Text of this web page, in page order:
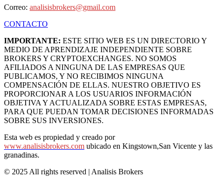
Correo: analisisbrokers@gmail.com
CONTACTO
IMPORTANTE: ESTE SITIO WEB ES UN DIRECTORIO Y
MEDIO DE APRENDIZAJE INDEPENDIENTE SOBRE
BROKERS Y CRYPTOEXCHANGES. NO SOMOS
AFILIADOS A NINGUNA DE LAS EMPRESAS QUE
PUBLICAMOS, Y NO RECIBIMOS NINGUNA
COMPENSACIÓN DE ELLAS. NUESTRO OBJETIVO ES
PROPORCIONAR A LOS USUARIOS INFORMACIÓN
OBJETIVA Y ACTUALIZADA SOBRE ESTAS EMPRESAS,
PARA QUE PUEDAN TOMAR DECISIONES INFORMADAS
SOBRE SUS INVERSIONES.
Esta web es propiedad y creado por
www.analisisbrokers.com ubicado en Kingstown,San Vicente y las
granadinas.
© 2025 All rights reserved | Analisis Brokers